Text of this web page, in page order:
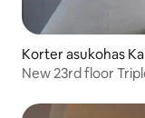
Korter asukohas
New 23rd floor